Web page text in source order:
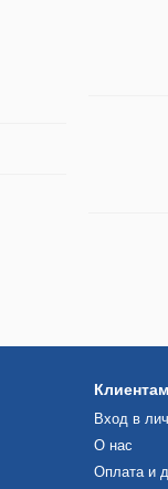
Клиентам
Вход в
О нас
Оплата и